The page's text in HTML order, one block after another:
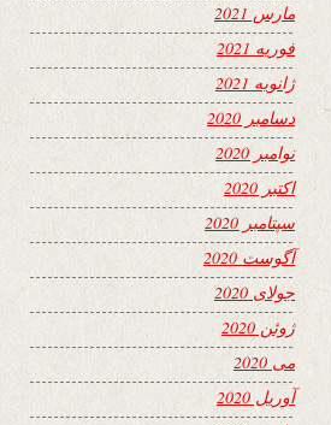
مارس 2021
فوریه 2021
ژانویه 2021
دسامبر 2020
نوامبر 2020
اکتبر 2020
سپتامبر 2020
آگوست 2020
جولای 2020
ژوئن 2020
می 2020
آوریل 2020